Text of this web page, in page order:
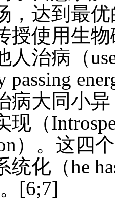
，达到最
授使用生
人治病（
passing
病大同小
现（
）。这四
化（he
[6;7]